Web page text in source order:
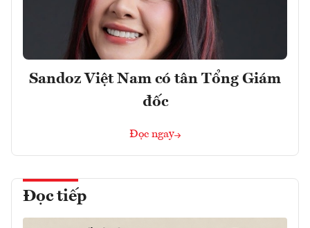
Sandoz Việt Nam có tân Tổng Giám
đốc
Đọc ngay
Đọc tiếp